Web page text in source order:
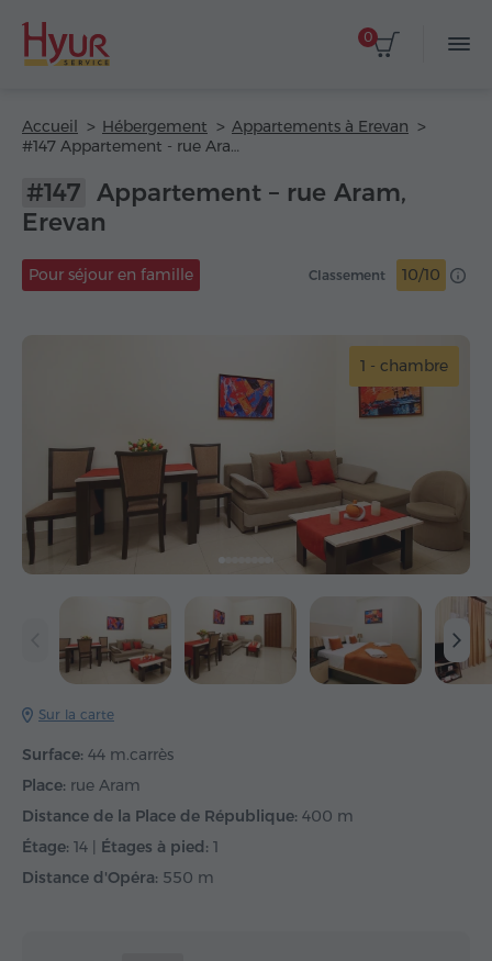
0
Accueil Hébergement
Appartements à Erevan
#147 Appartement - rue Aram
#147 Appartement – rue Aram,
Erevan
Pour séjour en famille Classement 10/10
1 - chambre
Sur la carte
Surface: 44 m.carrès
Place: rue Aram
Distance de la Place de République: 400 m
Étage: 14 | Étages à pied: 1
Distance d'Opéra: 550 m